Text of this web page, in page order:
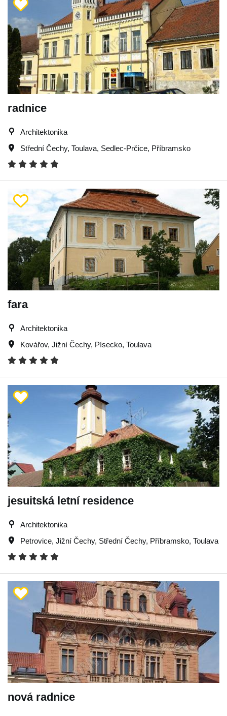
radnice
Architektonika
Střední Čechy, Toulava, Sedlec-Prčice, Příbramsko
fara
Architektonika
Kovářov, Jižní Čechy, Písecko, Toulava
jesuitská letní residence
Architektonika
Petrovice, Jižní Čechy, Střední Čechy, Příbramsko, Toulava
nová radnice